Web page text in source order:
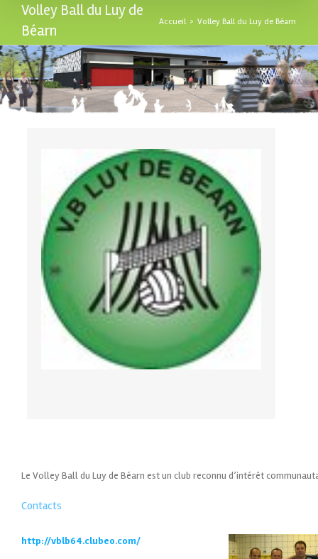
Volley Ball du Luy de
Béarn
Accueil > Volley Ball du Luy de Béarn
Le Volley Ball du Luy de Béarn est un club reconnu d’intérêt
Contacts
http://vblb64.clubeo.com/